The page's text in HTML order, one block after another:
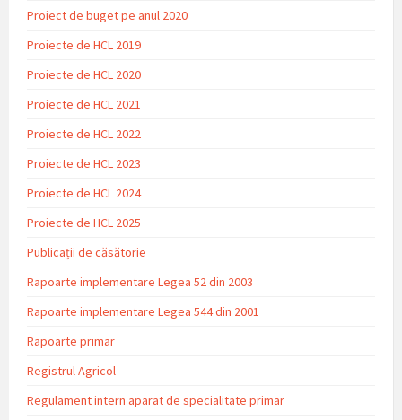
Proiect de buget pe anul 2020
Proiecte de HCL 2019
Proiecte de HCL 2020
Proiecte de HCL 2021
Proiecte de HCL 2022
Proiecte de HCL 2023
Proiecte de HCL 2024
Proiecte de HCL 2025
Publicații de căsătorie
Rapoarte implementare Legea 52 din 2003
Rapoarte implementare Legea 544 din 2001
Rapoarte primar
Registrul Agricol
Regulament intern aparat de specialitate primar